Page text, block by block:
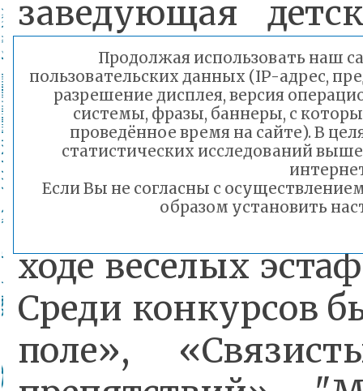
заведующая
почетные гости
Дети и
спортивные
умение
ходе веселых
Среди конкурсов
поле»,
Продолжая использовать наш
пользовательских данных (IP-адрес,
разрешение дисплея, версия
системы, фразы, баннеры, с
проведённое время на сайте). В
статистических исследований
Если Вы не согласны с
образом установить